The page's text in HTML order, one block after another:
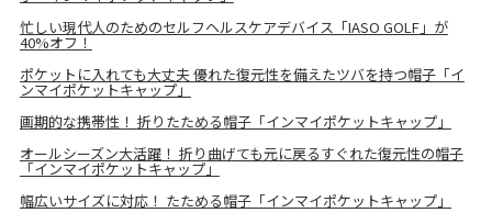
忙しい現代人のためのセルフヘルスケアデバイス「IASO GOLF」が
40%オフ！
ポケットに入れても大丈夫 優れた復元性を備えたツバを持つ帽子「イ
ンマイポケットキャップ」
画期的な携帯性！ 折りたためる帽子「インマイポケットキャップ」
オールシーズン大活躍！ 折り曲げても元に戻るすぐれた復元性の帽子
「インマイポケットキャップ」
幅広いサイズに対応！ たためる帽子「インマイポケットキャップ」